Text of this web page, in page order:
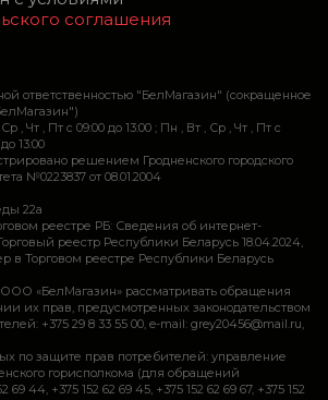
соглашения
ответственностью "БелМагазин" (сокращенное
, Чт , Пт c 09:00 до 13:00 ; Пн , Вт , Ср , Чт , Пт c
13:00
решением Гродненского городского
№0223837 от 08.01.2004
22а
реестре РБ: Сведения об интернет-
реестр Республики Беларусь 18.04.2024,
в Торговом реестре Республики Беларусь
«БелМагазин» рассматривать обращения
их прав, предусмотренных законодательством
+375 29 8 33 55 00, e-mail: grey20456@mail.ru,
по защите прав потребителей: управление
горисполкома (для обращений
69 44, +375 152 62 69 45, +375 152 62 69 67, +375 152